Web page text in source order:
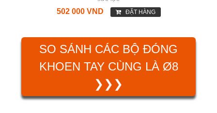
502 000 VND ĐẶT HÀNG
SO SÁNH CÁC BỘ ĐÓNG
KHOEN TAY CÙNG LÀ Ø8
❯❯❯